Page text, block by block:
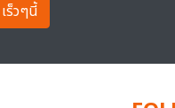
ร็วๆนี้